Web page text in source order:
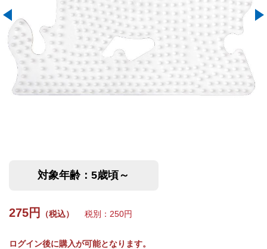
対象年齢：5歳頃～
275円 （税込） 税別：250円
ログイン後に購入が可能となります。